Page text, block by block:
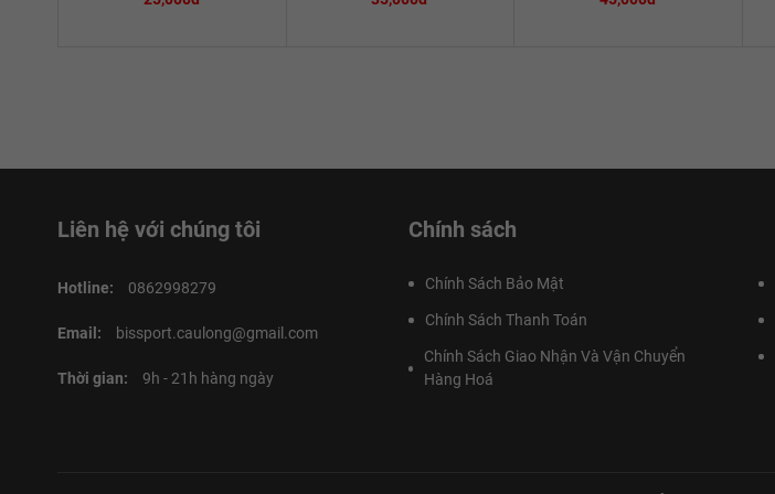
Liên hệ với chúng tôi
Hotline: 0862998279
Email: bissport.caulong@gmail.com
Thời gian: 9h - 21h hàng ngày
Chính sách
Chính Sách Bảo Mật
Chính Sách Thanh Toán
Chính Sách Giao Nhận Và Vận Chuyển
Hàng Hoá